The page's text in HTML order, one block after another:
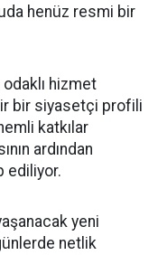
henüz resmi bir
hizmet
bir siyasetçi profili
katkılar
ardından
ediliyor.
yeni
netlik